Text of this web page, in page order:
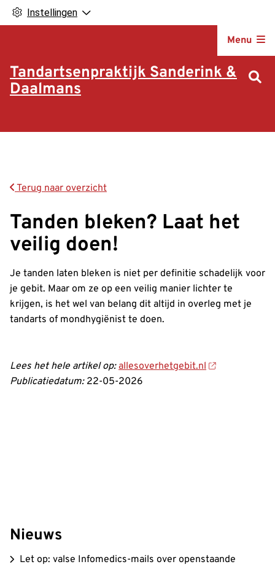
Instellingen
Tandartsenpraktijk Sanderink &
Daalmans
Menu
Terug naar overzicht
Tanden bleken? Laat het
veilig doen!
Je tanden laten bleken is niet per definitie schadelijk voor
je gebit. Maar om ze op een veilig manier lichter te
krijgen, is het wel van belang dit altijd in overleg met je
tandarts of mondhygiënist te doen.
Lees het hele artikel op: allesoverhetgebit.nl
Publicatiedatum: 22-05-2026
Nieuws
Let op: valse Infomedics-mails over openstaande